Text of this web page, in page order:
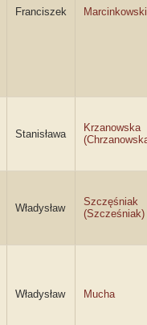
Franciszek Marcinkowski
Stanisława
Krzanowska
Władysław
Szczęśniak
(Szcześniak)
Władysław Mucha